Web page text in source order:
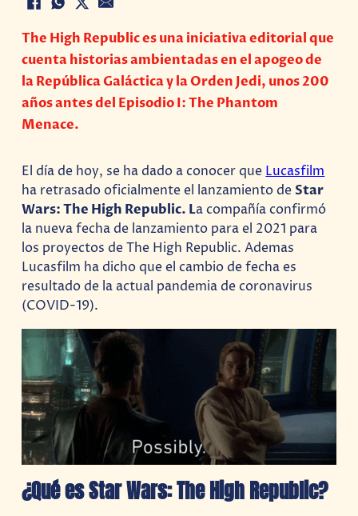
The High Republic es una iniciativa editorial que
cuenta historias ambientadas en el apogeo de
la República Galáctica y la Orden Jedi, unos 200
años antes del Episodio I: The Phantom
Menace.
El día de hoy, se ha dado a conocer que Lucasfilm
ha retrasado oficialmente el lanzamiento deStar
Wars: The High Republic. La compañía confirmó
la nueva fecha de lanzamiento para el 2021 para
los proyectos de The High Republic. Ademas
Lucasfilm ha dicho que el cambio de fecha es
resultado de la actual pandemia de coronavirus
(COVID-19).
¿Qué es Star Wars: The High Republic?